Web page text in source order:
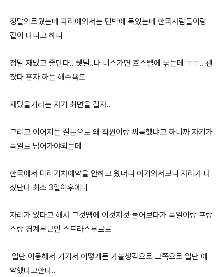
정말외로웠는데 파리에와서는 민박에 묵었는데 한국사람들이랑
같이 다니고 하니
정말 재밌고 좋단다.. 쉣덜..나 니스가면 호스텔에 묶는데 ㅜㅜ.. 괜
찮다 혼자 하는 해수욕도
재밌을거라는 자기 최면을 걸자..
그리고 이어지는 질문으로 왜 직원이랑 씨름했냐고 하니까 자기가
독일로 넘어가야되는데
한국에서 미리기차예약을 안하고 왔더니 여기와서보니 자리가 다
찼단다 최소 3일이후에나
자리가 있다고 해서 그것땜에 이것저것 물어보다가 독일이랑 프랑
스랑 경계부근인 스트라스부르로
일단 이동해서 거기서 어떻게든 가볼생각으로 그쪽으로 일단 예
약했다고한다..